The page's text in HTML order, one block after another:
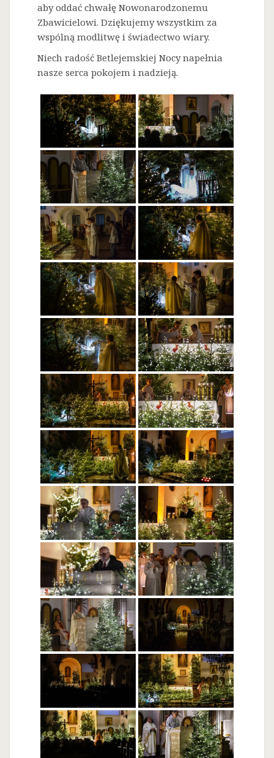
aby oddać chwałę Nowonarodzonemu
Zbawicielowi. Dziękujemy wszystkim za
wspólną modlitwę i świadectwo wiary.
Niech radość Betlejemskiej Nocy napełnia
nasze serca pokojem i nadzieją.